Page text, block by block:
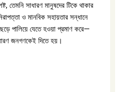
তেমনি সাধারণ মানুষদের টিকে থাকার
ও মানবিক সহায়তার সন্ধানে
পালিয়ে যেতে হওয়া প্রমাণ করে—
জনগণকেই দিতে হয়।